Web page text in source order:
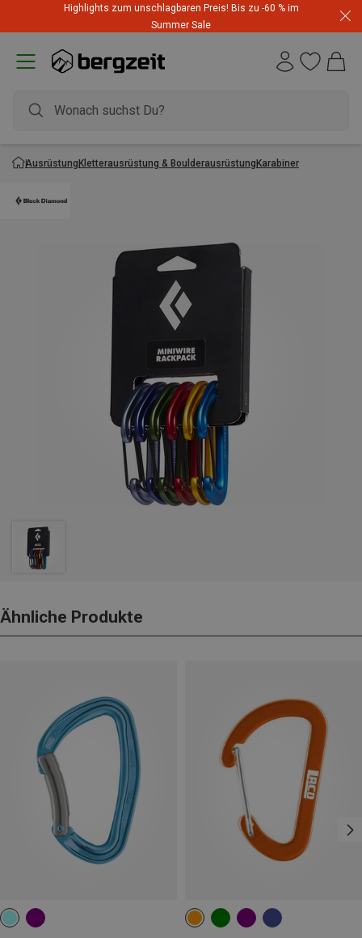
Highlights zum unschlagbaren Preis! Bis zu -60 % im
Summer Sale
AusrüstungKletterausrüstung & BoulderausrüstungKarabiner
Ähnliche Produkte